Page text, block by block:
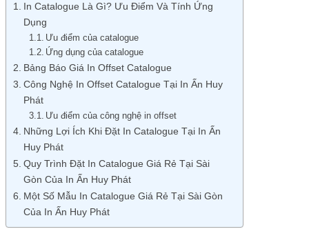
In Catalogue Là Gì? Ưu Điểm Và Tính Ứng
Dụng
Ưu điểm của catalogue
Ứng dụng của catalogue
Bảng Báo Giá In Offset Catalogue
Công Nghệ In Offset Catalogue Tại In Ấn Huy
Phát
Ưu điểm của công nghệ in offset
Những Lợi Ích Khi Đặt In Catalogue Tại In Ấn
Huy Phát
Quy Trình Đặt In Catalogue Giá Rẻ Tại Sài
Gòn Của In Ấn Huy Phát
Một Số Mẫu In Catalogue Giá Rẻ Tại Sài Gòn
Của In Ấn Huy Phát